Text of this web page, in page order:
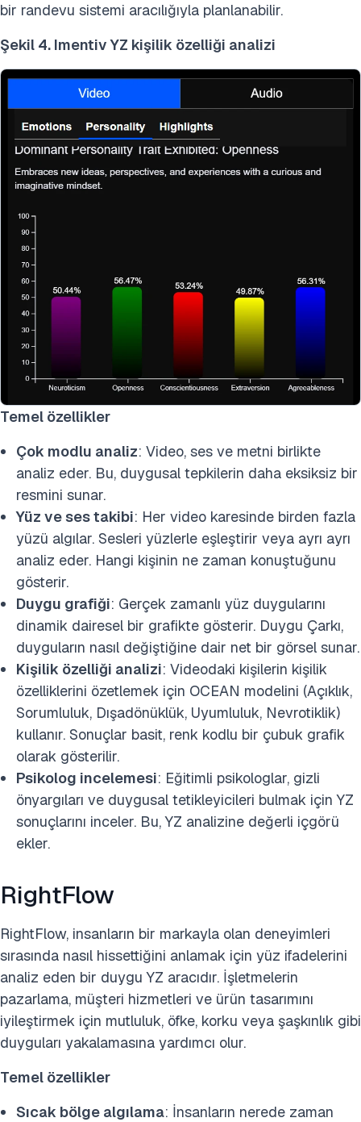
bir randevu sistemi aracılığıyla planlanabilir.
Şekil 4. Imentiv YZ kişilik özelliği analizi
Temel özellikler
Çok modlu analiz: Video, ses ve metni birlikte
analiz eder. Bu, duygusal tepkilerin daha eksiksiz bir
resmini sunar.
Yüz ve ses takibi: Her video karesinde birden fazla
yüzü algılar. Sesleri yüzlerle eşleştirir veya ayrı ayrı
analiz eder. Hangi kişinin ne zaman konuştuğunu
gösterir.
Duygu grafiği: Gerçek zamanlı yüz duygularını
dinamik dairesel bir grafikte gösterir. Duygu Çarkı,
duyguların nasıl değiştiğine dair net bir görsel sunar.
Kişilik özelliği analizi: Videodaki kişilerin kişilik
özelliklerini özetlemek için OCEAN modelini (Açıklık,
Sorumluluk, Dışadönüklük, Uyumluluk, Nevrotiklik)
kullanır. Sonuçlar basit, renk kodlu bir çubuk grafik
olarak gösterilir.
Psikolog incelemesi: Eğitimli psikologlar, gizli
önyargıları ve duygusal tetikleyicileri bulmak için YZ
sonuçlarını inceler. Bu, YZ analizine değerli içgörü
ekler.
RightFlow
RightFlow, insanların bir markayla olan deneyimleri
sırasında nasıl hissettiğini anlamak için yüz ifadelerini
analiz eden bir duygu YZ aracıdır. İşletmelerin
pazarlama, müşteri hizmetleri ve ürün tasarımını
iyileştirmek için mutluluk, öfke, korku veya şaşkınlık gibi
duyguları yakalamasına yardımcı olur.
Temel özellikler
Sıcak bölge algılama: İnsanların nerede zaman